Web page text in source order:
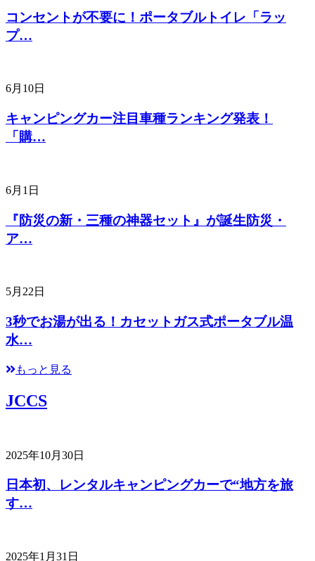
コンセントが不要に！ポータブルトイレ「ラッ
プ…
6月10日
キャンピングカー注目車種ランキング発表！
「購…
6月1日
『防災の新・三種の神器セット』が誕生防災・
ア…
5月22日
3秒でお湯が出る！カセットガス式ポータブル温
水…
もっと見る
JCCS
2025年10月30日
日本初、レンタルキャンピングカーで“地方を旅
す…
2025年1月31日